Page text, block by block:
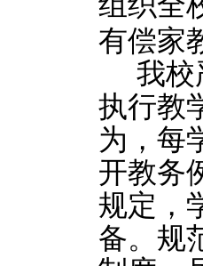
有偿家
我校
执行教
为，每
开教务
规定，
备。规